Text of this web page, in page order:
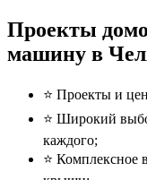
Проекты
машину в
⭐️ Проекты и
⭐️ Широкий
каждого;
⭐️ Комплексное